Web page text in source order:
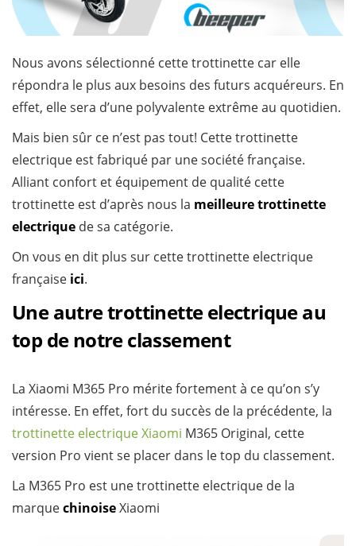
Nous avons sélectionné cette trottinette car elle
répondra le plus aux besoins des futurs acquéreurs. En
effet, elle sera d’une polyvalente extrême au quotidien.
Mais bien sûr ce n’est pas tout! Cette trottinette
electrique est fabriqué par une société française.
Alliant confort et équipement de qualité cette
trottinette est d’après nous la meilleure trottinette
electrique de sa catégorie.
On vous en dit plus sur cette trottinette electrique
française ici.
Une autre trottinette electrique au
top de notre classement
La Xiaomi M365 Pro mérite fortement à ce qu’on s’y
intéresse. En effet, fort du succès de la précédente, la
trottinette electrique Xiaomi M365 Original, cette
version Pro vient se placer dans le top du classement.
La M365 Pro est une trottinette electrique de la
marquechinoiseXiaomi